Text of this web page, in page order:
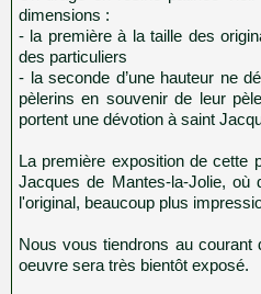
dimensions :
- la première à la taille des
des particuliers
- la seconde d’une hauteur ne
pèlerins en souvenir de leur
portent une dévotion à saint
La première exposition de cette
Jacques de Mantes-la-Jolie, où
l'original, beaucoup plus
Nous vous tiendrons au courant
oeuvre sera très bientôt exposé.